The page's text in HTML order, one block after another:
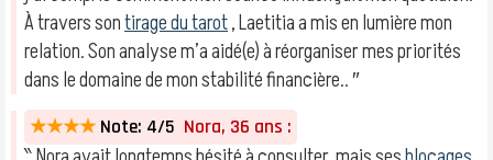
À travers sontirage du tarot, Laetitia a mis en lumière mon
relation. Son analyse m’a aidé(e) à réorganiser mes priorités
dans le domaine de mon stabilité financière.. ″
★★★★ Note: 4/5 Nora, 36 ans :